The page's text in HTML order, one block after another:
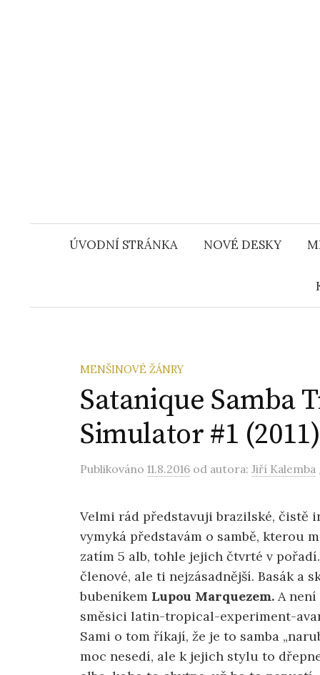
ÚVODNÍ STRÁNKA NOVÉ DESKY
MENŠINOVÉ ŽÁNRY
Satanique Samba
Simulator #1 (2011)
Publikováno 11.8.2016 od autora: Jiří Kalemba
Velmi rád představuji brazilské, čistě
vymyká představám o sambě, kterou
zatím 5 alb, tohle jejich čtvrté v
členové, ale ti nejzásadnější. Basák a
bubeníkem Lupou Marquezem. A
směsici latin-tropical-experiment-
Sami o tom říkají, že je to samba
moc nesedí, ale k jejich stylu to